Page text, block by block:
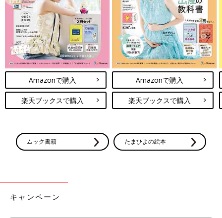
かけとなりました。自宅から車で10～15分くらいの、大通りか
ら少し入った立地で、家賃もちょうどいい感じでした。目の前に
信号があるから、車が止まったときに目につきやすいんです。人
が気軽に寄ってくれそうな場所だったから、ただ作業場だけにす
るのはもったいないような気がしました。せっかくだったら似顔
絵のお店にして、お客さんに来てもらえるようにしたいと思った
んです。
毎月300～400件以上の似顔絵を描く日々。忙しい
けれどお客様の喜ぶ顔を見るのがやりがいに
Amazonで購入
楽天ブックスで購入
Amazonで購入
楽天ブックスで購入
ムック書籍 たまひよの絵本
キャンペーン